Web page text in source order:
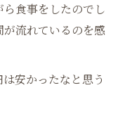
食事をしたのでし
が流れているのを感
安かったなと思う